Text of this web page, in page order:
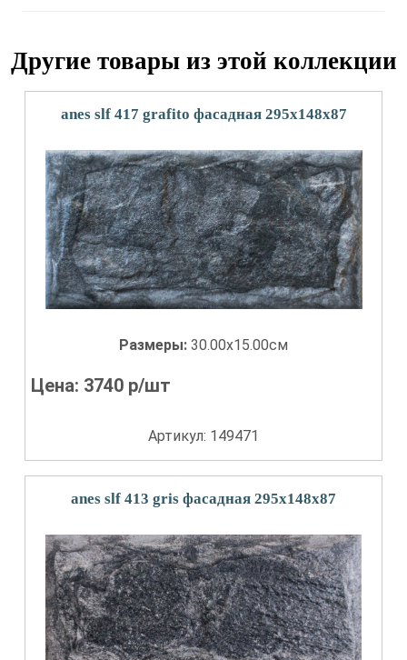
Другие товары из этой коллекции
anes slf 417 grafito фасадная 295x148х87
Размеры: 30.00x15.00см
Цена: 3740 р/шт
Артикул: 149471
anes slf 413 gris фасадная 295x148х87